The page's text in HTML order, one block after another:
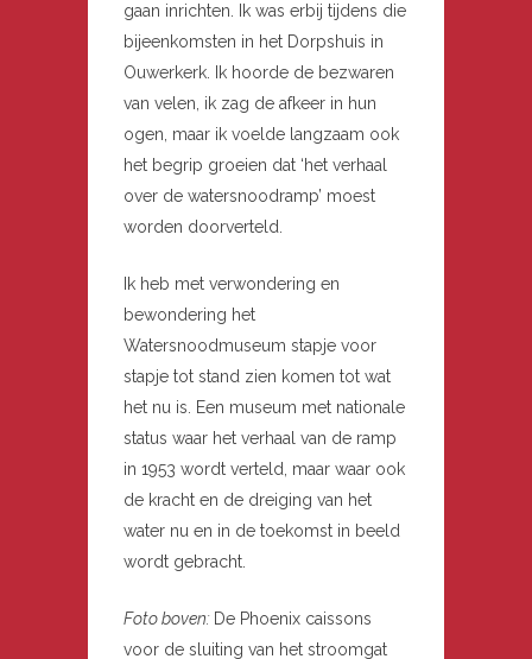
gaan inrichten. Ik was erbij tijdens die
bijeenkomsten in het Dorpshuis in
Ouwerkerk. Ik hoorde de bezwaren
van velen, ik zag de afkeer in hun
ogen, maar ik voelde langzaam ook
het begrip groeien dat ‘het verhaal
over de watersnoodramp’ moest
worden doorverteld.
Ik heb met verwondering en
bewondering het
Watersnoodmuseum stapje voor
stapje tot stand zien komen tot wat
het nu is. Een museum met nationale
status waar het verhaal van de ramp
in 1953 wordt verteld, maar waar ook
de kracht en de dreiging van het
water nu en in de toekomst in beeld
wordt gebracht.
Foto boven: De Phoenix caissons
voor de sluiting van het stroomgat